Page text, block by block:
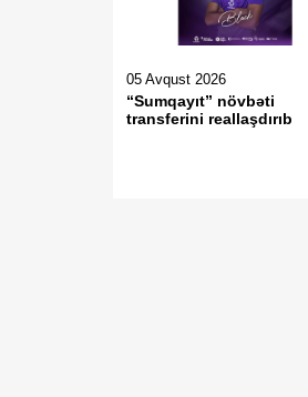
05 Avqust 2026
“Sumqayıt” növbəti
transferini reallaşdırıb